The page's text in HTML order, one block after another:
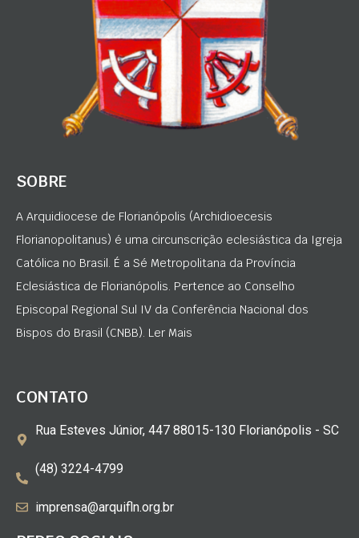
SOBRE
A Arquidiocese de Florianópolis (Archidioecesis
Florianopolitanus) é uma circunscrição eclesiástica da Igreja
Católica no Brasil. É a Sé Metropolitana da Província
Eclesiástica de Florianópolis. Pertence ao Conselho
Episcopal Regional Sul IV da Conferência Nacional dos
Bispos do Brasil (CNBB). Ler Mais
CONTATO
Rua Esteves Júnior, 447 88015-130 Florianópolis - SC
(48) 3224-4799
imprensa@arquifln.org.br